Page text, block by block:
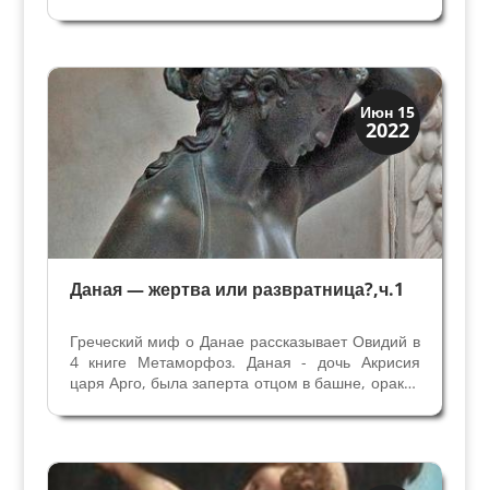
противостоять любовному искушению, второе,
продать себя за деньги. О...
Июн 15
2022
История
Мифы и Библия
Даная — жертва или развратница?,ч.1
Греческий миф о Данае рассказывает Овидий в
4 книге Метаморфоз. Даная - дочь Акрисия
царя Арго, была заперта отцом в башне, оракул
сына Данаи. От божественной воли не
и...